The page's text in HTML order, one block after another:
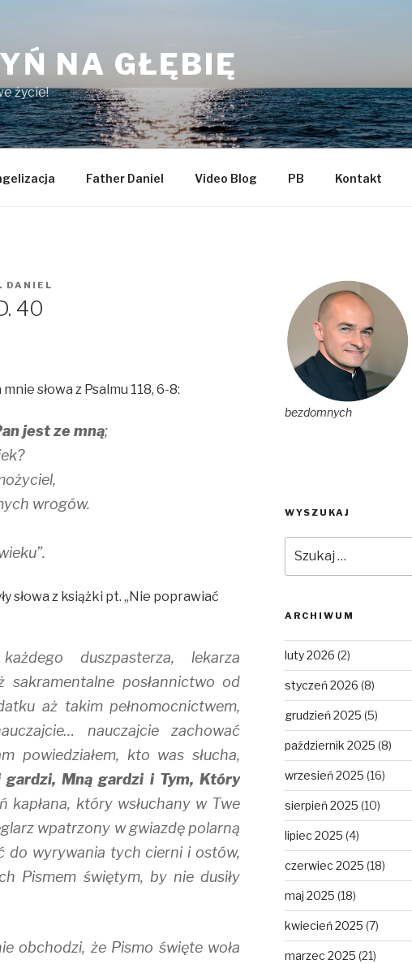
NA GŁĘBIĘ
życie!
Father Daniel Video Blog PB Kontakt
DANIEL
40
słowa z Psalmu 118, 6-8:
jest ze mną;
wrogów.
słowa z książki pt. ,,Nie poprawiać
duszpasterza, lekarza
sakramentalne posłannictwo od
aż takim pełnomocnictwem,
nauczajcie zachować
powiedziałem, kto was słucha,
gardzi, Mną gardzi i Tym, Który
kapłana, który wsłuchany w Twe
wpatrzony w gwiazdę polarną
do wyrywania tych cierni i ostów,
Pismem świętym, by nie dusiły
obchodzi, że Pismo święte woła
bezdomnych
WYSZUKAJ
ARCHIWUM
luty 2026 (2)
styczeń 2026 (8)
grudzień 2025 (5)
październik 2025 (8)
wrzesień 2025 (16)
sierpień 2025 (10)
lipiec 2025 (4)
czerwiec 2025 (18)
maj 2025 (18)
kwiecień 2025 (7)
marzec 2025 (21)